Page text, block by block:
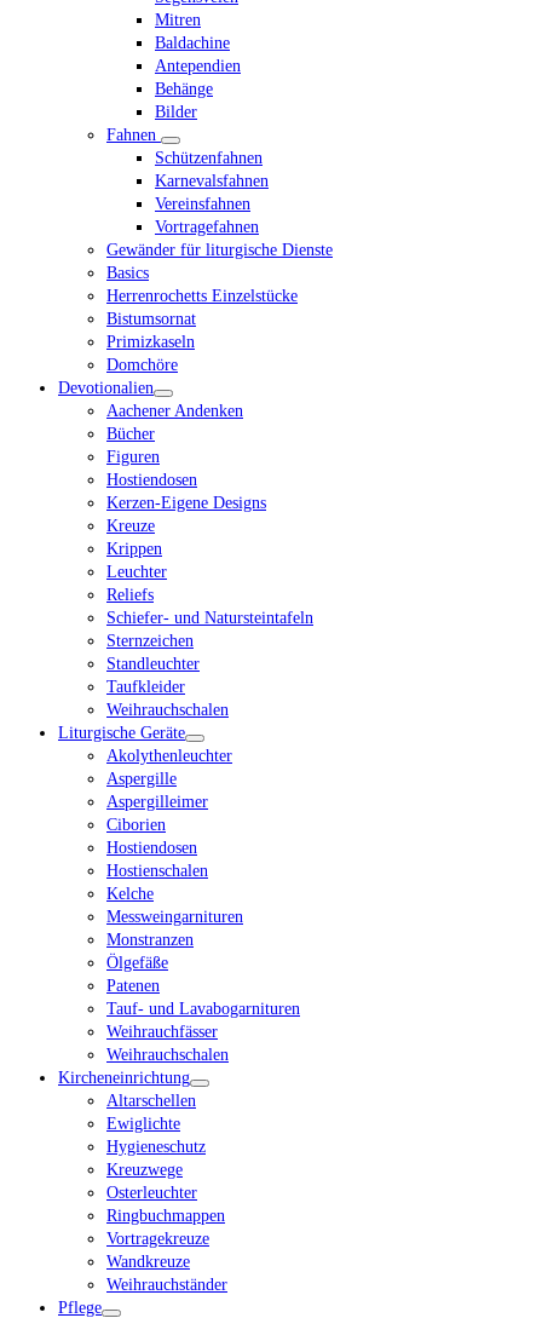
Mitren
Baldachine
Antependien
Behänge
Bilder
Fahnen
Schützenfahnen
Karnevalsfahnen
Vereinsfahnen
Vortragefahnen
Gewänder für liturgische Dienste
Basics
Herrenrochetts Einzelstücke
Bistumsornat
Primizkaseln
Domchöre
Devotionalien
Aachener Andenken
Bücher
Figuren
Hostiendosen
Kerzen-Eigene Designs
Kreuze
Krippen
Leuchter
Reliefs
Schiefer- und Natursteintafeln
Sternzeichen
Standleuchter
Taufkleider
Weihrauchschalen
Liturgische Geräte
Akolythenleuchter
Aspergille
Aspergilleimer
Ciborien
Hostiendosen
Hostienschalen
Kelche
Messweingarnituren
Monstranzen
Ölgefäße
Patenen
Tauf- und Lavabogarnituren
Weihrauchfässer
Weihrauchschalen
Kircheneinrichtung
Altarschellen
Ewiglichte
Hygieneschutz
Kreuzwege
Osterleuchter
Ringbuchmappen
Vortragekreuze
Wandkreuze
Weihrauchständer
Pflege